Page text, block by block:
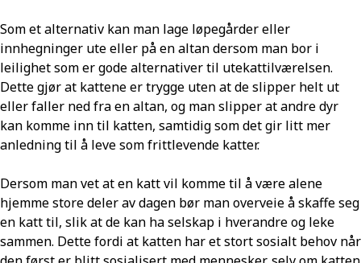
Som et alternativ kan man lage løpegårder eller
innhegninger ute eller på en altan dersom man bor i
leilighet som er gode alternativer til utekattilværelsen.
Dette gjør at kattene er trygge uten at de slipper helt ut
eller faller ned fra en altan, og man slipper at andre dyr
kan komme inn til katten, samtidig som det gir litt mer
anledning til å leve som frittlevende katter.
Dersom man vet at en katt vil komme til å være alene
hjemme store deler av dagen bør man overveie å skaffe seg
en katt til, slik at de kan ha selskap i hverandre og leke
sammen. Dette fordi at katten har et stort sosialt behov når